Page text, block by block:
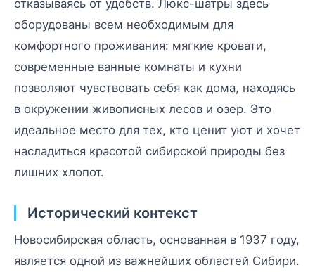
отказываясь от удобств. Люкс-шатры здесь
оборудованы всем необходимым для
комфортного проживания: мягкие кровати,
современные ванные комнаты и кухни
позволяют чувствовать себя как дома, находясь
в окружении живописных лесов и озер. Это
идеальное место для тех, кто ценит уют и хочет
насладиться красотой сибирской природы без
лишних хлопот.
Исторический контекст
Новосибирская область, основанная в 1937 году,
является одной из важнейших областей Сибири.